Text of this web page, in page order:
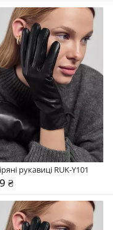
рукавиці RUK-Y101
₴